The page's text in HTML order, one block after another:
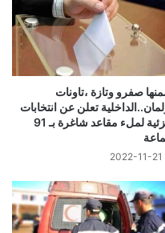
صفرو وتازة ،تاونات
تعلن عن انتخابات
جزئية لملء مقاعد شاغرة بـ 91
2022-11-21